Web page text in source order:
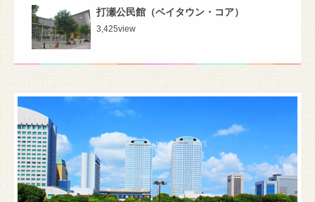
打瀬公民館（ベイタウン・コア）
3,425view